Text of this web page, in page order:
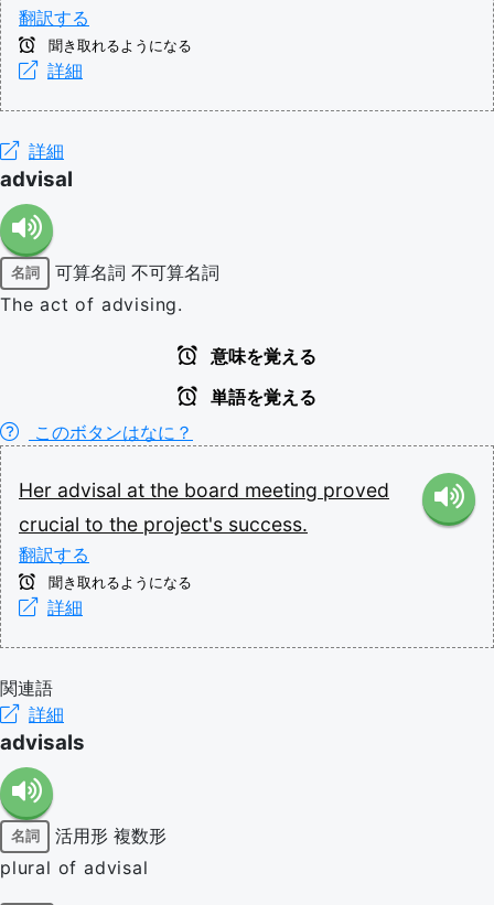
翻訳する
聞き取れるようになる
詳細
詳細
advisal
名詞 可算名詞 不可算名詞
The act of advising.
意味を覚える
単語を覚える
このボタンはなに？
Her advisal at the board meeting proved
crucial to the project's success.
翻訳する
聞き取れるようになる
詳細
関連語
詳細
advisals
名詞 活用形 複数形
plural of advisal